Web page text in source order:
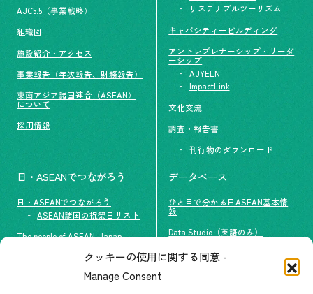
クッキーの使用に関する同意 -
Manage Consent
AJC5.5（事業戦略）
組織図
施設紹介・アクセス
事業報告（年次報告、財務報告）
東南アジア諸国連合（ASEAN）
について
採用情報
サステナブルツーリズム
キャパシティービルディング
アントレプレナーシップ・リーダ
ーシップ
AJYELN
ImpactLink
文化交流
調査・報告書
刊行物のダウンロード
日・ASEANでつながろう
日・ASEANでつながろう
ASEAN諸国の祝祭日リスト
The people of ASEAN-Japan
グループ訪問の受け入れ
データベース
ひと目で分かる日ASEAN基本情
報
Data Studio（英語のみ）